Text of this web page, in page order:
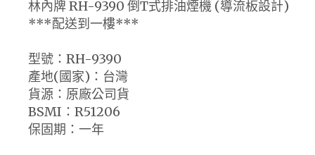
林內牌 RH-9390 倒T式排油煙機 (導流板設計)
***配送到一樓***
型號：RH-9390
產地(國家)：台灣
貨源：原廠公司貨
BSMI：R51206
保固期：一年